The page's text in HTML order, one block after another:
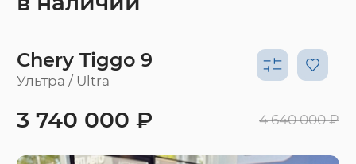
Chery Tiggo 9
Ультра / Ultra
3 740 000 ₽ 4 640 000 ₽